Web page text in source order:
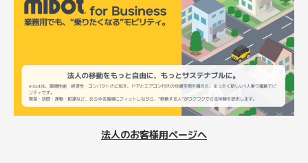
法人のお客様用ページへ